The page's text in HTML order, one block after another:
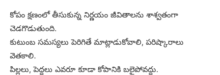
కోపం క్షణంలో తీసుకున్న నిర్ణయం జీవితాలను శాశ్వతంగా
చెడగొడుతుంది.
కుటుంబ సమస్యలు పెరిగితే మాట్లాడుకోవాలి, పరిష్కారాలు
వెతకాలి.
పిల్లలు, పెద్దలు ఎవరూ కూడా కోపానికి బలైపోవద్దు.